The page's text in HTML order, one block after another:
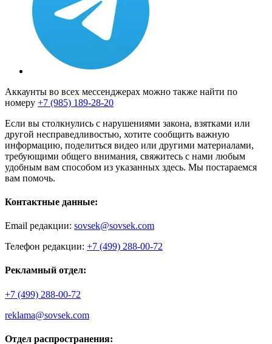
Аккаунты во всех мессенджерах можно также найти по
номеру +7 (985) 189-28-20
Если вы столкнулись с нарушениями закона, взятками или
другой несправедливостью, хотите сообщить важную
информацию, поделиться видео или другими материалами,
требующими общего внимания, свяжитесь с нами любым
удобным вам способом из указанных здесь. Мы постараемся
вам помочь.
Контактные данные:
Email редакции: sovsek@sovsek.com
Телефон редакции: +7 (499) 288-00-72
Рекламный отдел:
+7 (499) 288-00-72
reklama@sovsek.com
Отдел распространения: